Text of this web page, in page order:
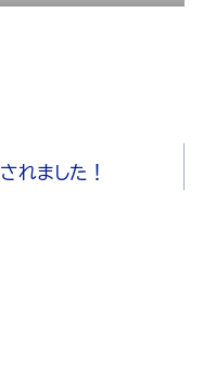
れました！